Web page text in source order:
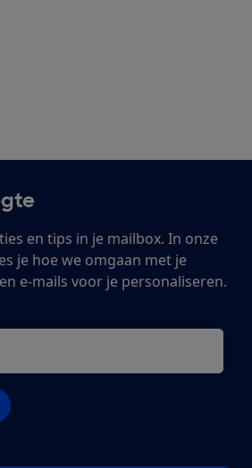
en tips in je mailbox. In onze
je hoe we omgaan met je
e-mails voor je personaliseren.